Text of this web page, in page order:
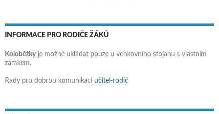
INFORMACE PRO RODIČE ŽÁKŮ
Koloběžkyje možné ukládat pouze u venkovního stojanu s vlastním
zámkem.
Rady pro dobrou komunikaci učitel-rodič